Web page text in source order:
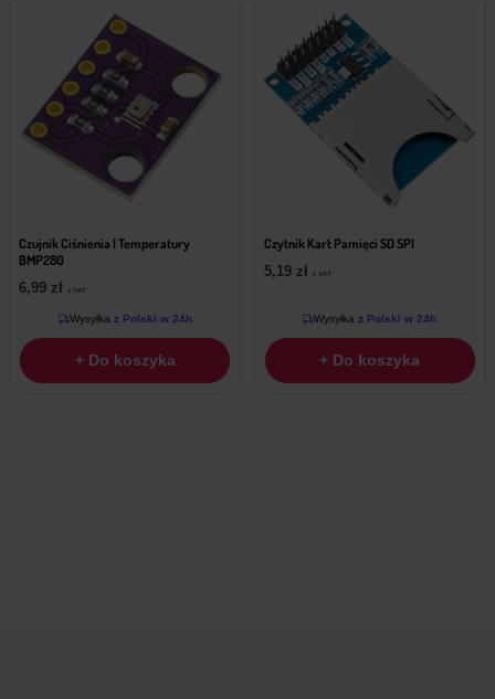
Czujnik Ciśnienia I Temperatury
BMP280
6,99 zł z VAT
Wysyłka z Polski w 24h
+ Do koszyka
Czytnik Kart Pamięci SD SPI
5,19 zł z VAT
Wysyłka z Polski w 24h
+ Do koszyka